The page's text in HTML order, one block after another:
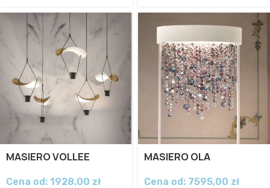
MASIERO VOLLEE
Cena od: 1928,00 zł
MASIERO OLA
Cena od: 7595,00 zł